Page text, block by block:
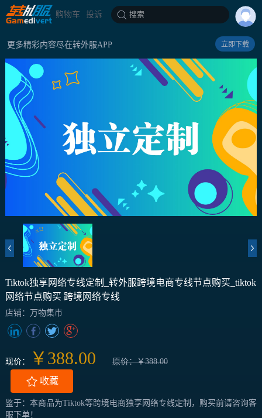
购物车 投诉 搜索
更多精彩内容尽在转外服APP 立即下载
Tiktok独享网络专线定制_转外服跨境电商专线节点购买_tiktok
网络节点购买 跨境网络专线
店铺：万物集市
现价： ￥388.00 原价：￥388.00
收藏
鉴于：本商品为Tiktok等跨境电商独享网络专线定制，购买前请咨询客
服下单！